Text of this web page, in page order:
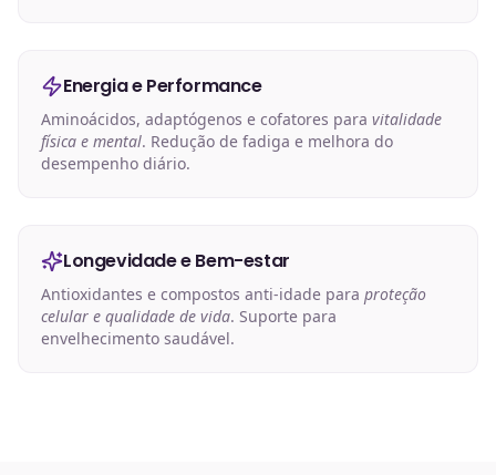
Energia e Performance
Aminoácidos, adaptógenos e cofatores para vitalidade
física e mental. Redução de fadiga e melhora do
desempenho diário.
Longevidade e Bem-estar
Antioxidantes e compostos anti-idade para proteção
celular e qualidade de vida. Suporte para
envelhecimento saudável.